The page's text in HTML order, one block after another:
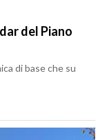
del Piano
di base che su